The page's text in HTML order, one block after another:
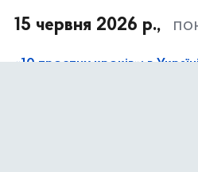
15 червня 2026 р.,
«10 простих кроків»: в